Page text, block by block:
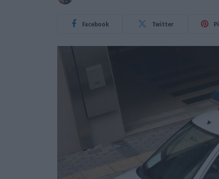
Facebook Twitter